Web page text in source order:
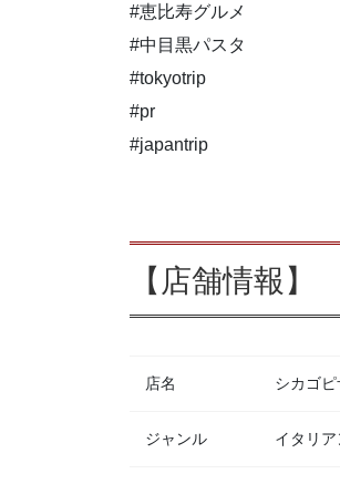
#恵比寿グルメ
#中目黒パスタ
#tokyotrip
#pr
#japantrip
【店舗情報】
店名 シカゴ
ジャンル イタリア